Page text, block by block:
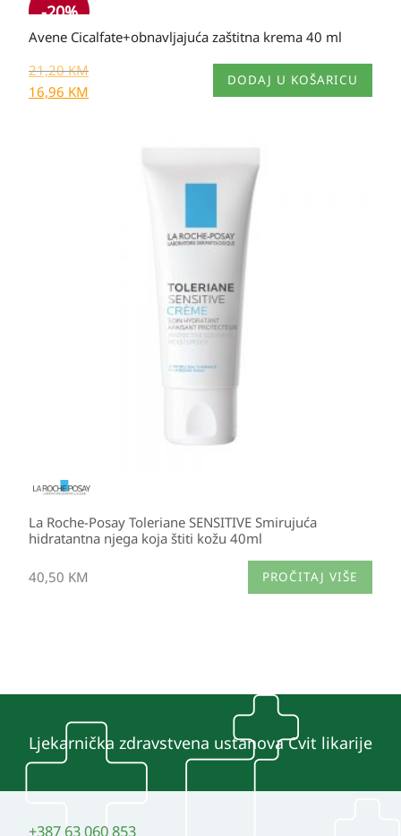
-20%
Avene Cicalfate+obnavljajuća zaštitna krema 40 ml
21,20KM
16,96 KM
DODAJ U KOŠARICU
La Roche-Posay Toleriane SENSITIVE Smirujuća
hidratantna njega koja štiti kožu 40ml
40,50 KM PROČITAJ VIŠE
Ljekarnička zdravstvena ustanova Cvit likarije
+387 63 060 853